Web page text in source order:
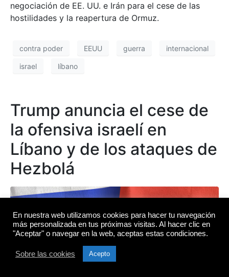
negociación de EE. UU. e Irán para el cese de las
hostilidades y la reapertura de Ormuz.
contra poder EEUU guerra internacional
israel líbano
Trump anuncia el cese de
la ofensiva israelí en
Líbano y de los ataques de
Hezbolá
En nuestra web utilizamos cookies para hacer tu navegación
más personalizada en tus próximas visitas. Al hacer clic en
"Aceptar" o navegar en la web, aceptas estas condiciones.
Sobre las cookies Acepto